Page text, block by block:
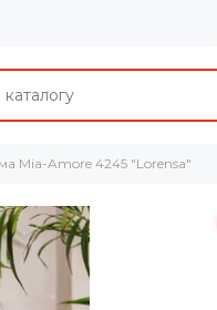
Mia-Amore 4245 "Lorensa"